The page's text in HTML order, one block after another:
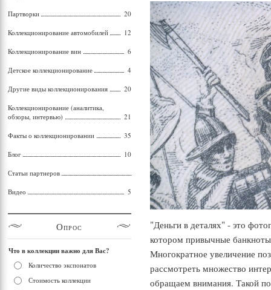
"Деньги в деталях" - это
котором привычные
Многократное увеличение
рассмотреть множество
обращаем внимания. Такой
Партворки 20
Коллекционирование автомобилей 12
Коллекционирование вин 6
Детское коллекционирование 4
Другие виды коллекционирования 20
Коллекционирование (аналитика,
обзоры, интервью)
21
Факты о коллекционировании 35
Блог 10
Статьи партнеров
Видео 5
Опрос
Что в коллекции важно для Вас?
Количество экспонатов
Стоимость коллекции